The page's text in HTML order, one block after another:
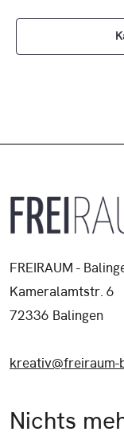
FREIRAUM -
Kameralamtstr. 6
72336 Balingen
kreativ@freiraum-
Nichts